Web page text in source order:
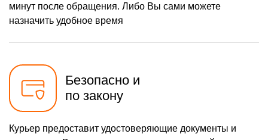
Замена разъема питания
880 р
Замена заднего стекла
2500 р
минут после обращения. Либо Вы сами можете
назначить удобное время
Безопасно и
по закону
Курьер предоставит удостоверяющие документы и